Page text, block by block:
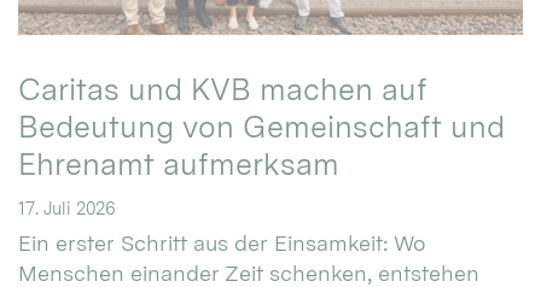
Caritas und KVB machen auf
Bedeutung von Gemeinschaft und
Ehrenamt aufmerksam
17. Juli 2026
Ein erster Schritt aus der Einsamkeit: Wo
Menschen einander Zeit schenken, entstehen